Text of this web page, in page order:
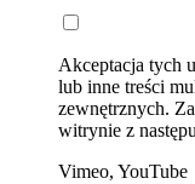
Akceptacja tych
lub inne treści
zewnętrznych.
witrynie z
Vimeo, YouTube